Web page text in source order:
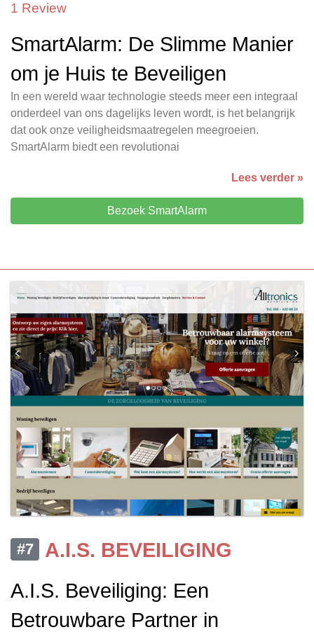
1 Review
SmartAlarm: De Slimme Manier
om je Huis te Beveiligen
In een wereld waar technologie steeds meer een integraal
onderdeel van ons dagelijks leven wordt, is het belangrijk
dat ook onze veiligheidsmaatregelen meegroeien.
SmartAlarm biedt een revolutionai
Lees verder »
Bezoek SmartAlarm
#7
A.I.S. BEVEILIGING
A.I.S. Beveiliging: Een
Betrouwbare Partner in